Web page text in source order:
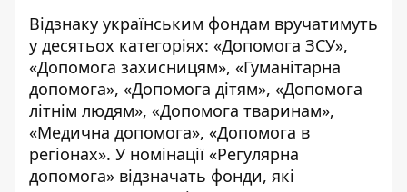
Відзнаку українським фондам вручатимуть
у десятьох категоріях: «Допомога ЗСУ»,
«Допомога захисницям», «Гуманітарна
допомога», «Допомога дітям», «Допомога
літнім людям», «Допомога тваринам»,
«Медична допомога», «Допомога в
регіонах». У номінації «Регулярна
допомога» відзначать фонди, які